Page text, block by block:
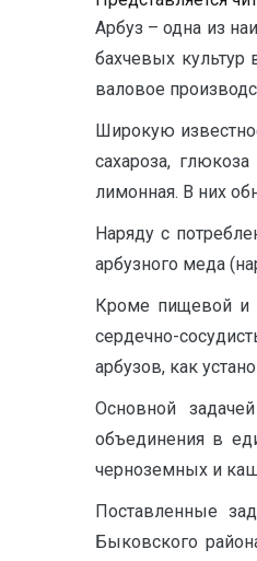
Арбуз – одна из
бахчевых
валовое
Широкую
сахароза,
лимонная. В них
Наряду с
арбузного меда
Кроме пищевой и
сердечно-
арбузов, как
Основной
объединения в
черноземных и
Поставленные
Быковского